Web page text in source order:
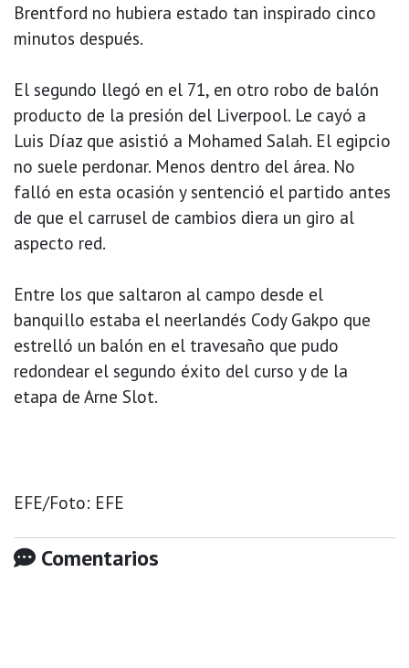
Brentford no hubiera estado tan inspirado cinco
minutos después.
El segundo llegó en el 71, en otro robo de balón
producto de la presión del Liverpool. Le cayó a
Luis Díaz que asistió a Mohamed Salah. El egipcio
no suele perdonar. Menos dentro del área. No
falló en esta ocasión y sentenció el partido antes
de que el carrusel de cambios diera un giro al
aspecto red.
Entre los que saltaron al campo desde el
banquillo estaba el neerlandés Cody Gakpo que
estrelló un balón en el travesaño que pudo
redondear el segundo éxito del curso y de la
etapa de Arne Slot.
EFE/Foto: EFE
Comentarios